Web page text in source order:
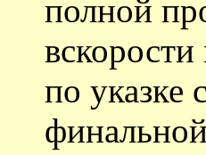
полной
по указке